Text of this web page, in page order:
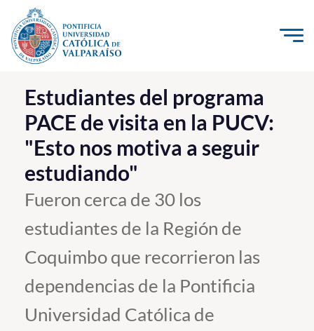
Click acá para ir directamente al contenido
La Universidad
Investigación, Creación e Innovación
PUCV Internacional
Vinculación con el Medio
Admisión
Pregrado
Postgrado
Formación Continua
Estudiantes del programa
PACE de visita en la PUCV:
"Esto nos motiva a seguir
estudiando"
Fueron cerca de 30 los
estudiantes de la Región de
Coquimbo que recorrieron las
dependencias de la Pontificia
Universidad Católica de